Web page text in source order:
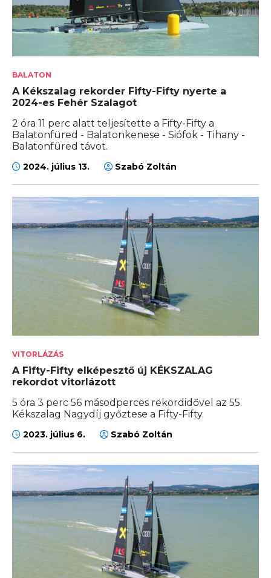
BALATON
A Kékszalag rekorder Fifty-Fifty nyerte a
2024-es Fehér Szalagot
2 óra 11 perc alatt teljesítette a Fifty-Fifty a
Balatonfüred - Balatonkenese - Siófok - Tihany -
Balatonfüred távot.
2024. július 13. Szabó Zoltán
VITORLÁZÁS
A Fifty-Fifty elképesztő új KÉKSZALAG
rekordot vitorlázott
5 óra 3 perc 56 másodperces rekordidővel az 55.
Kékszalag Nagydíj győztese a Fifty-Fifty.
2023. július 6. Szabó Zoltán